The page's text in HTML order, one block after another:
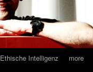
Ethische Intelligenz more